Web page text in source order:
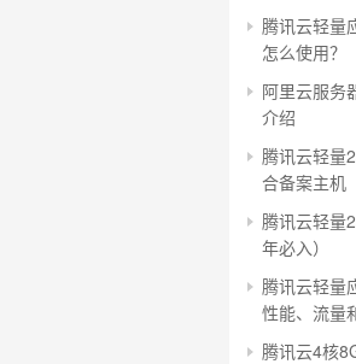
腾讯云轻量
怎么使用？
阿里云服务
介绍
腾讯云轻量
合备案主机
腾讯云轻量
年必入）
腾讯云轻量
性能、流量
腾讯云4核